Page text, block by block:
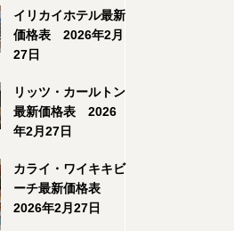
イリカイホテル最新
価格表 2026年2月
27日
リッツ・カールトン
最新価格表 2026
年2月27日
カライ・ワイキキビ
ーチ最新価格表
2026年2月27日